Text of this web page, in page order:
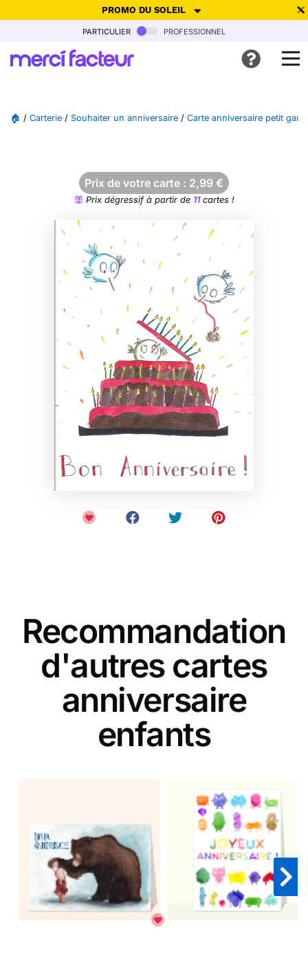
PROMO DU SOLEIL
-30% de réduction avec le code SUMMER26pour envoyer des
Ne plus afficher
particulier professionnel
🏠 / Carterie / Souhaiter un anniversaire / Carte anniversaire petit
Prix de votre carte : 2,99 €
Prix dégressif à partir de 11cartes !
Recommandation
d'autres cartes
anniversaire
enfants